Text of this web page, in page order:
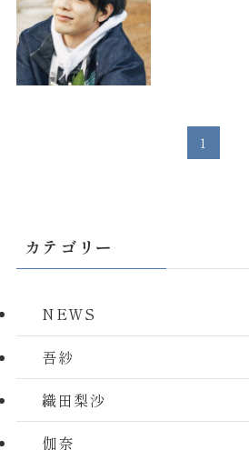
1
カテゴリー
NEWS
吾紗
織田梨沙
伽奈